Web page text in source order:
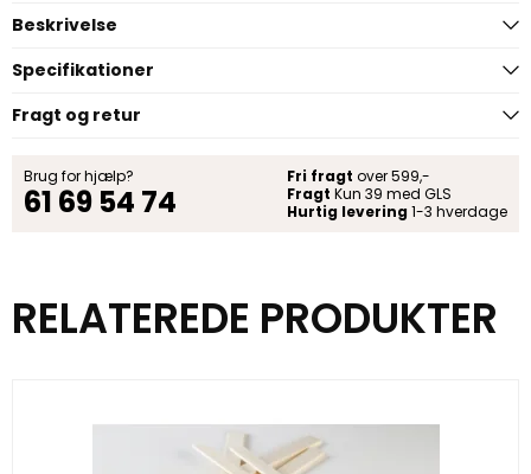
Beskrivelse
Specifikationer
Fragt og retur
Brug for hjælp?
61 69 54 74
Fri fragt over 599,-
Fragt Kun 39 med GLS
Hurtig levering 1-3 hverdage
RELATEREDE PRODUKTER